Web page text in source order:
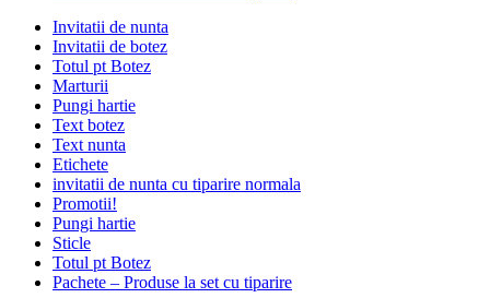
Invitatii de nunta
Invitatii de botez
Totul pt Botez
Marturii
Pungi hartie
Text botez
Text nunta
Etichete
invitatii de nunta cu tiparire normala
Promotii!
Pungi hartie
Sticle
Totul pt Botez
Pachete – Produse la set cu tiparire